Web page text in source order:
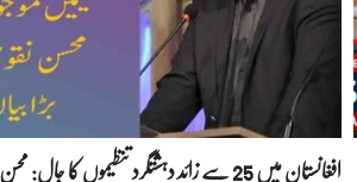
افغانستان میں 25 سے زائد دہشتگرد تنظیموں کا جال: محسن